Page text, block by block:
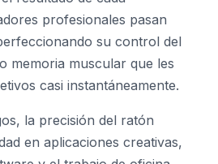
profesionales pasan
su control del
memoria muscular que les
casi instantáneamente.
la precisión del ratón
en aplicaciones creativas,